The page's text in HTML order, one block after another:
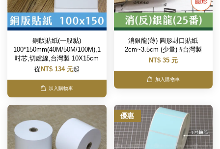
銅版貼紙(一般黏)
100*150mm(40M/50M/100M),1
吋芯,切虛線,台灣製 10X15cm
從 NT$ 134 元起
加入購物車
消銀龍(薄) 圓形封口貼紙
2cm~3.5cm (少量) #台灣製
NT$ 35 元
加入購物車
優惠